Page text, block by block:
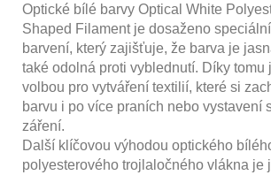
Optické bílé barvy Optical White
Shaped Filament je dosaženo
barvení, který zajišťuje, že barva je
také odolná proti vyblednutí. Díky tomu
volbou pro vytváření textilií, které si
barvu i po více praních nebo vystavení
záření.
Další klíčovou výhodou optického
polyesterového trojlaločného vlákna je